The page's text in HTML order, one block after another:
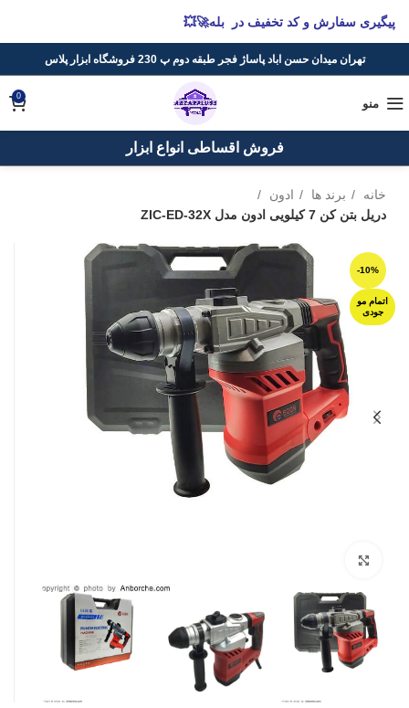
تهران میدان حسن اباد پاساژ فجر طبقه دوم پ 230 فروشگاه ابزار پلاس
منو
0
فروش اقساطی انواع ابزار
خانه برند ها
ادون
دریل بتن کن 7 کیلویی ادون مدل ZIC-ED-32X
-10%
اتمام مو
جودی
پیگیری سفارش و کد تخفیف در بله🚀💥